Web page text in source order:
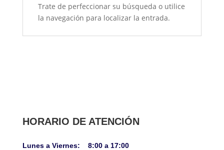
Trate de perfeccionar su búsqueda o utilice
la navegación para localizar la entrada.
HORARIO DE ATENCIÓN
Lunes a Viernes: 8:00 a 17:00